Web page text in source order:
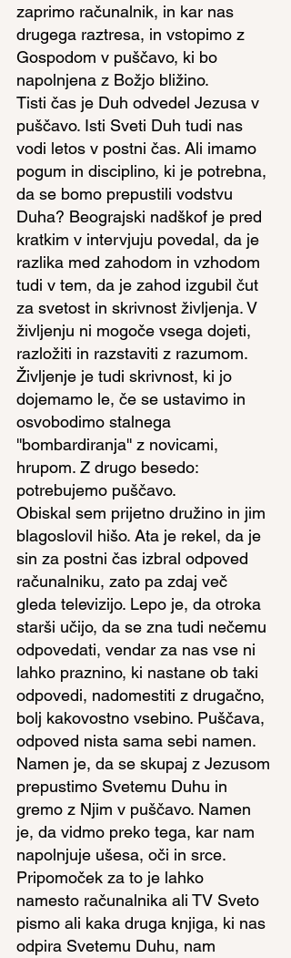
zaprimo računalnik, in kar nas
drugega raztresa, in vstopimo z
Gospodom v puščavo, ki bo
napolnjena z Božjo bližino.
Tisti čas je Duh odvedel Jezusa v
puščavo. Isti Sveti Duh tudi nas
vodi letos v postni čas. Ali imamo
pogum in disciplino, ki je potrebna,
da se bomo prepustili vodstvu
Duha? Beograjski nadškof je pred
kratkim v intervjuju povedal, da je
razlika med zahodom in vzhodom
tudi v tem, da je zahod izgubil čut
za svetost in skrivnost življenja. V
življenju ni mogoče vsega dojeti,
razložiti in razstaviti z razumom.
Življenje je tudi skrivnost, ki jo
dojemamo le, če se ustavimo in
osvobodimo stalnega
''bombardiranja'' z novicami,
hrupom. Z drugo besedo:
potrebujemo puščavo.
Obiskal sem prijetno družino in jim
blagoslovil hišo. Ata je rekel, da je
sin za postni čas izbral odpoved
računalniku, zato pa zdaj več
gleda televizijo. Lepo je, da otroka
starši učijo, da se zna tudi nečemu
odpovedati, vendar za nas vse ni
lahko praznino, ki nastane ob taki
odpovedi, nadomestiti z drugačno,
bolj kakovostno vsebino. Puščava,
odpoved nista sama sebi namen.
Namen je, da se skupaj z Jezusom
prepustimo Svetemu Duhu in
gremo z Njim v puščavo. Namen
je, da vidmo preko tega, kar nam
napolnjuje ušesa, oči in srce.
Pripomoček za to je lahko
namesto računalnika ali TV Sveto
pismo ali kaka druga knjiga, ki nas
odpira Svetemu Duhu, nam